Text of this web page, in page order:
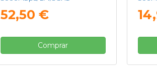
52,50 €
Comprar